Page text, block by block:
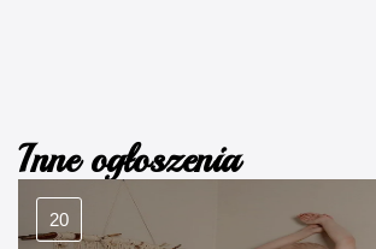
Inne ogłoszenia
20